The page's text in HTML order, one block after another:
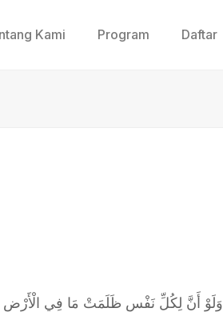
Kami Program Daftar
وَلَوْ أَنَّ لِكُلِّ نَفْسٍ ظَلَمَتْ مَا فِي الْأَرْضِ